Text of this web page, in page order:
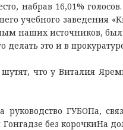
набрав 16,01%
учебного
наших источников,
делать это и в
что у Виталия
руководство ГУБОПа,
без корочкиНа